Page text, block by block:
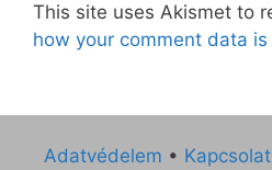
This site uses Akismet to
how your comment data
Adatvédelem • Kapcsolat